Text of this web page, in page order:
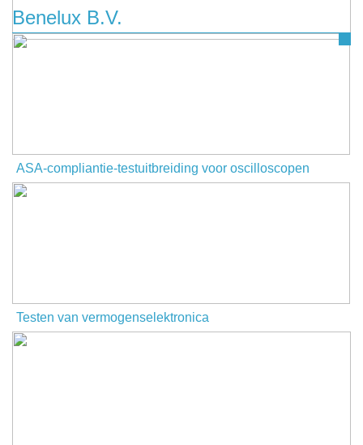
Benelux B.V.
ASA-compliantie-testuitbreiding voor oscilloscopen
Testen van vermogenselektronica